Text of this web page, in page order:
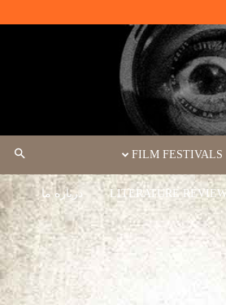
درباره ما